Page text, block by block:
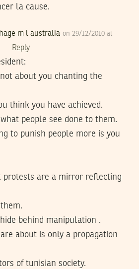
la cause.
m l australia on 29/12/2010 at
Reply
about you chanting the
think you have achieved.
what people see done to them.
to punish people more is you
protests are a mirror reflecting
hide behind manipulation .
about is only a propagation
of tunisian society.